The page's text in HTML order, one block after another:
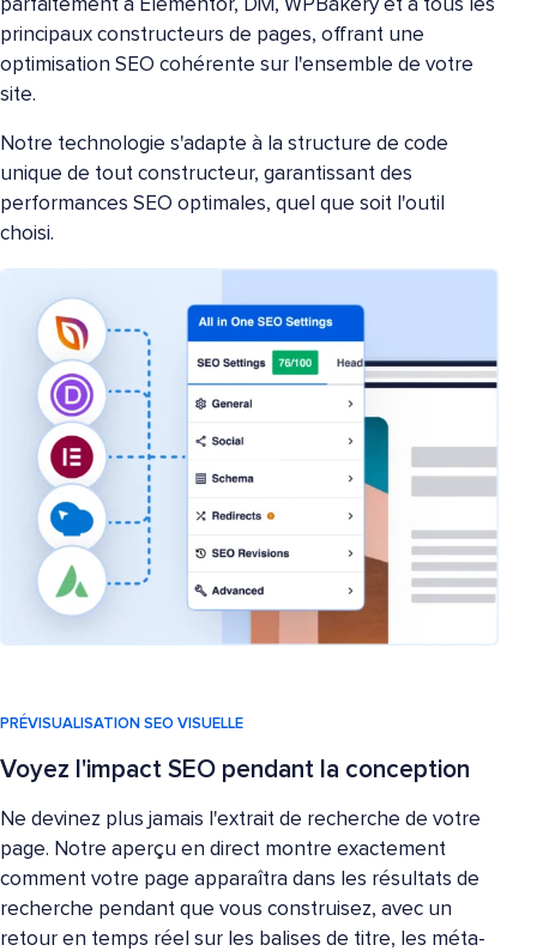
parfaitement à Elementor, Divi, WPBakery et à tous les
principaux constructeurs de pages, offrant une
optimisation SEO cohérente sur l'ensemble de votre
site.
Notre technologie s'adapte à la structure de code
unique de tout constructeur, garantissant des
performances SEO optimales, quel que soit l'outil
choisi.
PRÉVISUALISATION SEO VISUELLE
Voyez l'impact SEO pendant la conception
Ne devinez plus jamais l'extrait de recherche de votre
page. Notre aperçu en direct montre exactement
comment votre page apparaîtra dans les résultats de
recherche pendant que vous construisez, avec un
retour en temps réel sur les balises de titre, les méta-